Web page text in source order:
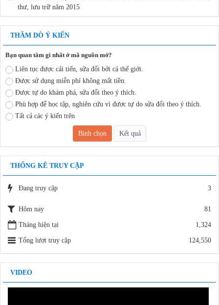
thư, lưu trữ năm 2015
thư, lưu trữ năm 2015-2
Kế hoạch triển khai chương trình “An toàn giao thông cho nụ cười
ngày mai” cấp Trung học phổ thông năm học 2015-2016
2181/KH-SGDĐT - 11/11/2015
V/v báo cáo kết quả và tự chấm điểm thi đua thực hiện nhiệm vụ văn
thư, lưu trữ năm 2015
V/v báo cáo kết quả và tự chấm điểm thi đua thực hiện nhiệm vụ văn
thư, lưu trữ năm 2015-2
2199 /SGDĐT-VP - 18/11/2015
THĂM DÒ Ý KIẾN
Bạn quan tâm gì nhất ở mã nguồn mở?
Liên tục được cải tiến, sửa đổi bởi cả thế giới.
Được sử dụng miễn phí không mất tiền.
Được tự do khám phá, sửa đổi theo ý thích.
Phù hợp để học tập, nghiên cứu vì được tự do sửa đổi theo ý thích.
Tất cả các ý kiến trên
THỐNG KÊ TRUY CẬP
Đang truy cập 3
Hôm nay 81
Tháng hiện tại 1,324
Tổng lượt truy cập 124,550
VIDEO